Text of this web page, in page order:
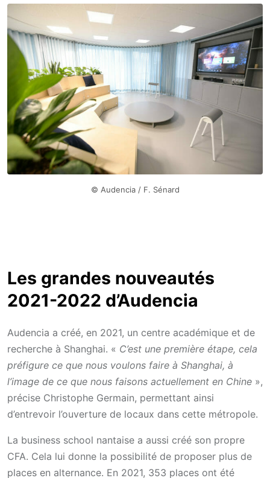
© Audencia / F. Sénard
Les grandes nouveautés
2021-2022 d’Audencia
Audencia a créé, en 2021, un centre académique et de
recherche à Shanghai. « C’est une première étape, cela
préfigure ce que nous voulons faire à Shanghai, à
l’image de ce que nous faisons actuellement en Chine »,
précise Christophe Germain, permettant ainsi
d’entrevoir l’ouverture de locaux dans cette métropole.
La business school nantaise a aussi créé son propre
CFA. Cela lui donne la possibilité de proposer plus de
places en alternance. En 2021, 353 places ont été